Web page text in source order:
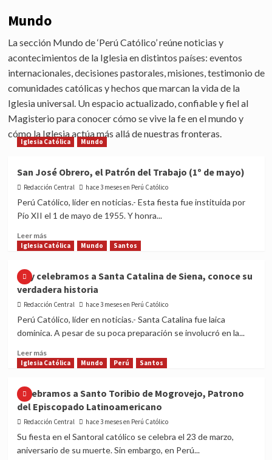
Mundo
La sección Mundo de ‘Perú Católico’ reúne noticias y
acontecimientos de la Iglesia en distintos países: eventos
internacionales, decisiones pastorales, misiones, testimonio de
comunidades católicas y hechos que marcan la vida de la
Iglesia universal. Un espacio actualizado, confiable y fiel al
Magisterio para conocer cómo se vive la fe en el mundo y
cómo la Iglesia actúa más allá de nuestras fronteras.
Iglesia Católica Mundo
San José Obrero, el Patrón del Trabajo (1º de mayo)
Redacción Central hace 3 meses en Perú Católico
Perú Católico, líder en noticias.- Esta fiesta fue instituida por
Pío XII el 1 de mayo de 1955. Y honra...
Leer másRead
more
José
Obrero,
el
Patrón
Trabajo
de
Iglesia Católica Mundo Santos
Hoy celebramos a Santa Catalina de Siena, conoce su
verdadera historia
Redacción Central hace 3 meses en Perú Católico
Perú Católico, líder en noticias.- Santa Catalina fue laica
dominica. A pesar de su poca preparación se involucró en la...
Leer másRead
more
celebramos
a
Santa
Catalina
Siena,
Iglesia Católica Mundo Perú Santos
Celebramos a Santo Toribio de Mogrovejo, Patrono
del Episcopado Latinoamericano
Redacción Central hace 3 meses en Perú Católico
Su fiesta en el Santoral católico se celebra el 23 de marzo,
aniversario de su muerte. Sin embargo, en Perú...